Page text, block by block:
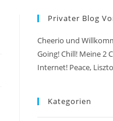
Privater Blog
Cheerio und
Going! Chill! Meine 2
Internet! Peace,
Kategorien